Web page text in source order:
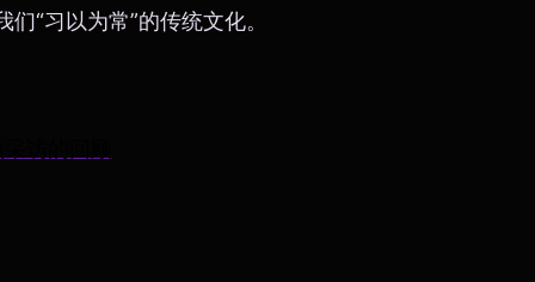
“习以为常”的传统文化。